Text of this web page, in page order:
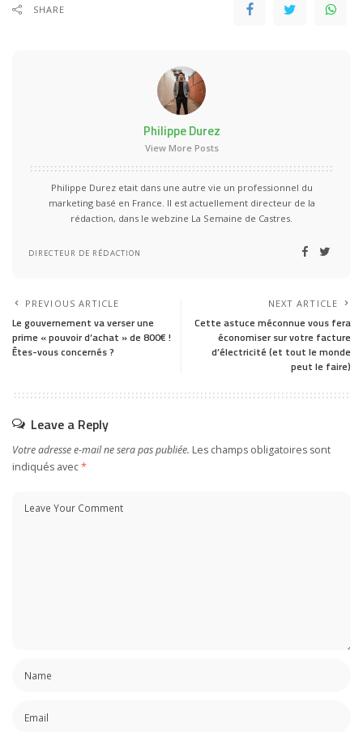
SHARE
Philippe Durez
View More Posts
Philippe Durez etait dans une autre vie un professionnel du
marketing basé en France. Il est actuellement directeur de la
rédaction, dans le webzine La Semaine de Castres.
DIRECTEUR DE RÉDACTION
PREVIOUS ARTICLE
Le gouvernement va verser une
prime « pouvoir d’achat » de 800€ !
Êtes-vous concernés ?
NEXT ARTICLE
Cette astuce méconnue vous fera
économiser sur votre facture
d’électricité (et tout le monde
peut le faire)
Leave a Reply
Votre adresse e-mail ne sera pas publiée. Les champs obligatoires sont
indiqués avec*